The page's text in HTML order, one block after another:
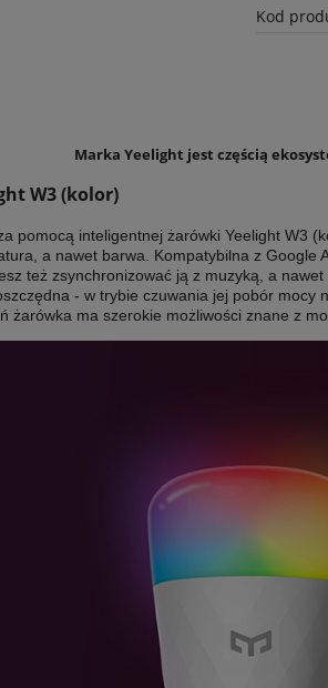
Kod
Marka Yeelight jest częścią
W3 (kolor)
pomocą inteligentnej żarówki Yeelight W3
a nawet barwa. Kompatybilna z Google
też zsynchronizować ją z muzyką, a
- w trybie czuwania jej pobór mocy
żarówka ma szerokie możliwości znane z